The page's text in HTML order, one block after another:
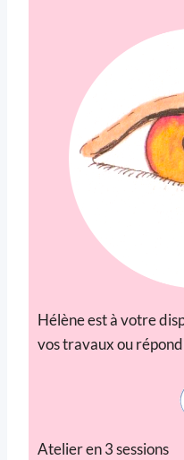
Hélène est à votre
vos travaux ou
Atelier en 3 sessions